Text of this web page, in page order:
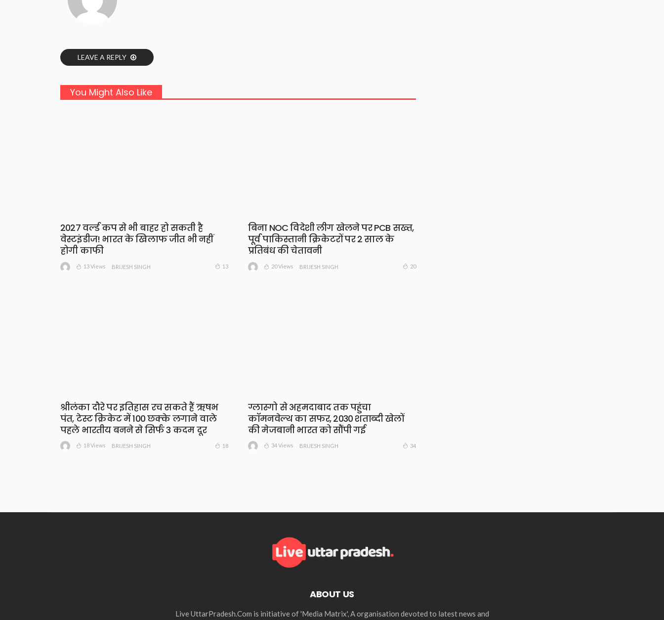
LEAVE A REPLY
You Might Also Like
2027 वर्ल्ड कप से भी बाहर हो सकती है
वेस्टइंडीज! भारत के खिलाफ जीत भी नहीं
होगी काफी
13 Views BRIJESH SINGH 13
बिना NOC विदेशी लीग खेलने पर PCB सख्त,
पूर्व पाकिस्तानी क्रिकेटरों पर 2 साल के
प्रतिबंध की चेतावनी
20 Views BRIJESH SINGH 20
श्रीलंका दौरे पर इतिहास रच सकते हैं ऋषभ
पंत, टेस्ट क्रिकेट में 100 छक्के लगाने वाले
पहले भारतीय बनने से सिर्फ 3 कदम दूर
18 Views BRIJESH SINGH 18
ग्लास्गो से अहमदाबाद तक पहुंचा
कॉमनवेल्थ का सफर, 2030 शताब्दी खेलों
की मेजबानी भारत को सौंपी गई
34 Views BRIJESH SINGH 34
ABOUT US
Live UttarPradesh.Com is initiative of 'Media Matrix', A organisation devoted to latest news and